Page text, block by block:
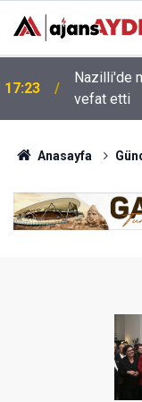
17:23
Nazilli'de
vefat etti
Anasayfa